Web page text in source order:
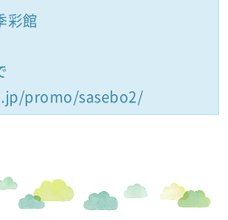
彩館
promo/sasebo2/